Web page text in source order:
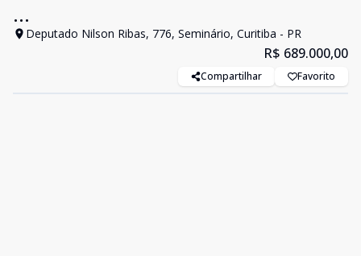
...
Deputado Nilson Ribas, 776, Seminário, Curitiba - PR
R$ 689.000,00
Compartilhar Favorito